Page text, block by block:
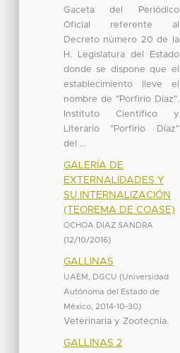
Gaceta del Periódico
Oficial referente al
Decreto número 20 de la
H. Legislatura del Estado
donde se dispone que el
establecimiento lleve el
nombre de "Porfirio Díaz".
Instituto Científico y
Literario "Porfirio Díaz"
del ...
GALERÍA DE
EXTERNALIDADES Y
SU INTERNALIZACIÓN
(TEOREMA DE COASE)
OCHOA DIAZ SANDRA
(12/10/2016)
GALLINAS
UAEM, DGCU (Universidad
Autónoma del Estado de
México, 2014-10-30)
Veterinaria y Zootecnia.
GALLINAS 2